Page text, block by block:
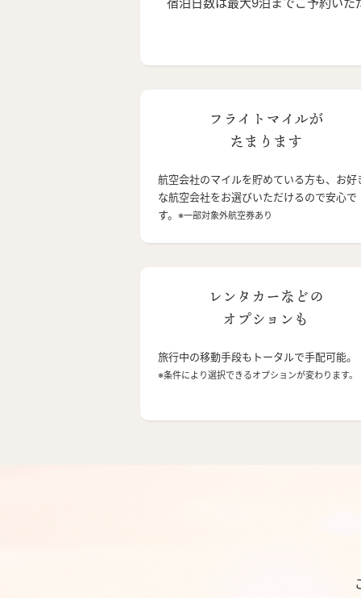
フライトマイルが
たまります
航空会社のマイルを貯めている方も、お好
な航空会社をお選びいただけるので安心で
す。 ※一部対象外航空券あり
レンタカーなどの
オプションも
旅行中の移動手段もトータルで手配可能。
※条件により選択できるオプションが変わります。